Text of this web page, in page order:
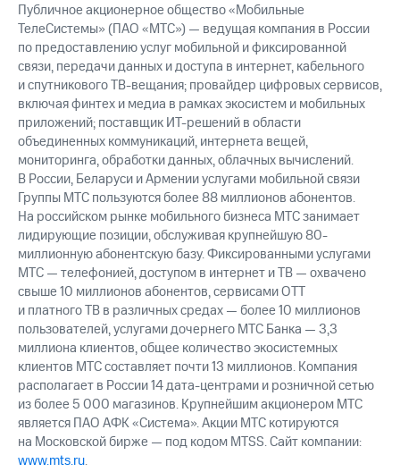
Публичное акционерное общество «Мобильные
ТелеСистемы» (ПАО «МТС») — ведущая компания в России
по предоставлению услуг мобильной и фиксированной
связи, передачи данных и доступа в интернет, кабельного
и спутникового ТВ-вещания; провайдер цифровых сервисов,
включая финтех и медиа в рамках экосистем и мобильных
приложений; поставщик ИТ-решений в области
объединенных коммуникаций, интернета вещей,
мониторинга, обработки данных, облачных вычислений.
В России, Беларуси и Армении услугами мобильной связи
Группы МТС пользуются более 88 миллионов абонентов.
На российском рынке мобильного бизнеса МТС занимает
лидирующие позиции, обслуживая крупнейшую 80-
миллионную абонентскую базу. Фиксированными услугами
МТС — телефонией, доступом в интернет и ТВ — охвачено
свыше 10 миллионов абонентов, сервисами OTT
и платного ТВ в различных средах — более 10 миллионов
пользователей, услугами дочернего МТС Банка — 3,3
миллиона клиентов, общее количество экосистемных
клиентов МТС составляет почти 13 миллионов. Компания
располагает в России 14 дата-центрами и розничной сетью
из более 5 000 магазинов. Крупнейшим акционером МТС
является ПАО АФК «Система». Акции МТС котируются
на Московской бирже — под кодом MTSS. Сайт компании:
www.mts.ru.